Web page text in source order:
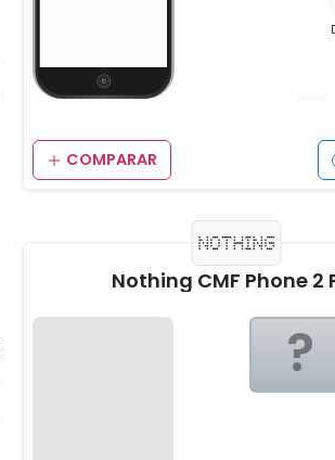
COMPARAR
Nothing CMF Phone 2
?